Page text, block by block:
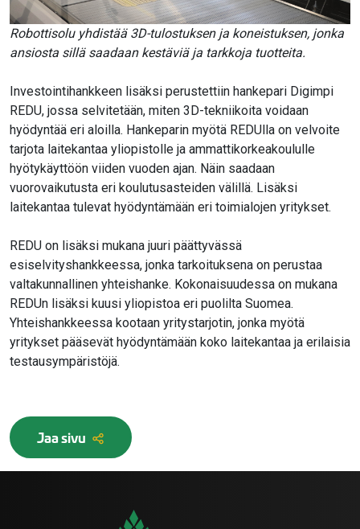
Robottisolu yhdistää 3D-tulostuksen ja koneistuksen, jonka
ansiosta sillä saadaan kestäviä ja tarkkoja tuotteita.
Investointihankkeen lisäksi perustettiin hankepari Digimpi
REDU, jossa selvitetään, miten 3D-tekniikoita voidaan
hyödyntää eri aloilla. Hankeparin myötä REDUlla on velvoite
tarjota laitekantaa yliopistolle ja ammattikorkeakoululle
hyötykäyttöön viiden vuoden ajan. Näin saadaan
vuorovaikutusta eri koulutusasteiden välillä. Lisäksi
laitekantaa tulevat hyödyntämään eri toimialojen yritykset.
REDU on lisäksi mukana juuri päättyvässä
esiselvityshankkeessa, jonka tarkoituksena on perustaa
valtakunnallinen yhteishanke. Kokonaisuudessa on mukana
REDUn lisäksi kuusi yliopistoa eri puolilta Suomea.
Yhteishankkeessa kootaan yritystarjotin, jonka myötä
yritykset pääsevät hyödyntämään koko laitekantaa ja erilaisia
testausympäristöjä.
Jaa sivu